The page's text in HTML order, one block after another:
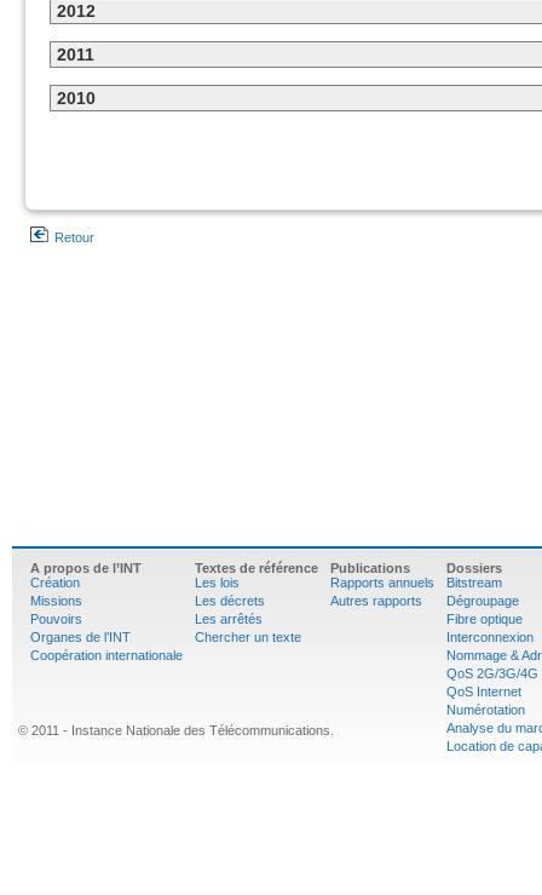
2012
2011
2010
Retour
A propos de l’INT
Création
Missions
Pouvoirs
Organes de l’INT
Coopération internationale
Textes de référence
Les lois
Les décrets
Les arrêtés
Chercher un texte
Publications
Rapports annuels
Autres rapports
Dossiers
Bitstream
Dégroupage
Fibre optique
Interconnexion
Nommage &
QoS 2G/3G/4G
QoS Internet
Numérotation
Analyse du
Location de
© 2011 - Instance Nationale des Télécommunications.